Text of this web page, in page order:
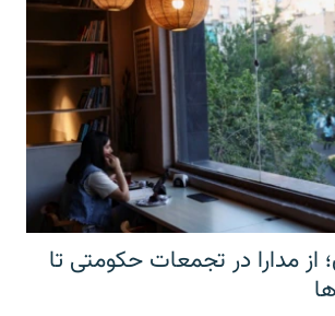
از مدارا در تجمعات حکومتی تا